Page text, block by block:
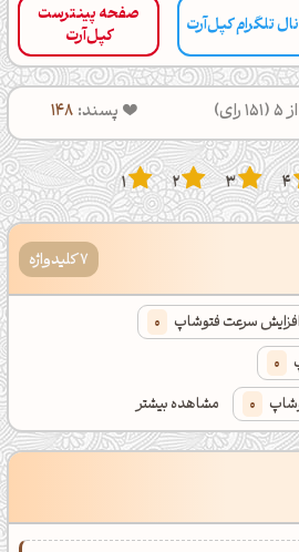
تلگرام کپل‌آرت
صفحه پینترست
کپل‌آرت
5 (
151رای) پسند: 148
4
3
2
1
7 کلیدواژه
افزایش سرعت فتوشاپ 0
0
0
مشاهده بیشتر
آموزش تکنیک حرفه ای فتوشاپ 0